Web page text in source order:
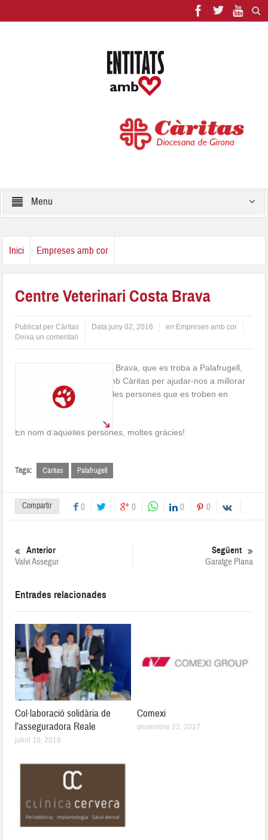
Menu
Inici Empreses amb cor
Centre Veterinari Costa Brava
Publicat perCàritas Data:juny 02, 2016 en:Empreses amb cor
Deixa un comentari
El Centre Veterinari Costa Brava, que es troba a Palafrugell,
col·labora regularment amb Càritas per ajudar-nos a millorar
les condicions de vida de les persones que es troben en
situació de vulnerabilitat.
En nom d’aquelles persones, moltes gràcies!
Tags: Càritas Palafrugell
Compartir 0 0 0 0
Anterior
Valvi Assegur
Següent
Garatge Plana
Entrades relacionades
Col·laboració solidària de
l’asseguradora Reale
juliol 10, 2018
Comexi
desembre 22, 2017